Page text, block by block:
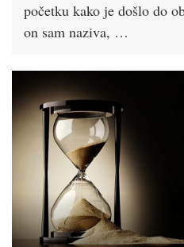
početku kako je došlo do
on sam naziva, …